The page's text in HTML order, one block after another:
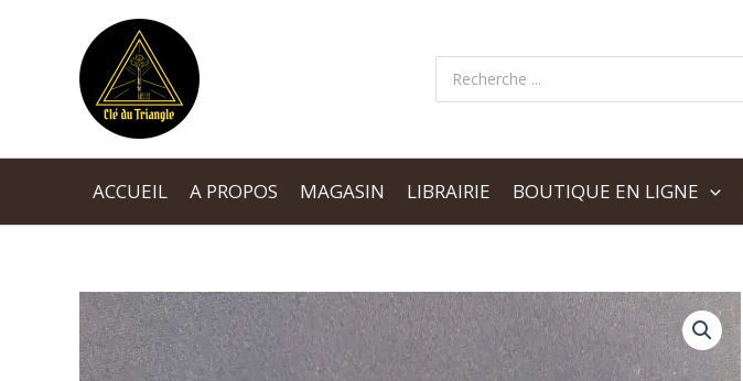
ACCUEIL A PROPOS MAGASIN LIBRAIRIE BOUTIQUE EN LIGNE